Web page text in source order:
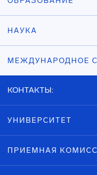
НАУКА
МЕЖДУНАРОДНОЕ
КОНТАКТЫ:
УНИВЕРСИТЕТ
ПРИЕМНАЯ